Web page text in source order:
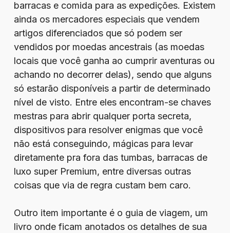
barracas e comida para as expedições. Existem
ainda os mercadores especiais que vendem
artigos diferenciados que só podem ser
vendidos por moedas ancestrais (as moedas
locais que você ganha ao cumprir aventuras ou
achando no decorrer delas), sendo que alguns
só estarão disponíveis a partir de determinado
nível de visto. Entre eles encontram-se chaves
mestras para abrir qualquer porta secreta,
dispositivos para resolver enigmas que você
não está conseguindo, mágicas para levar
diretamente pra fora das tumbas, barracas de
luxo super Premium, entre diversas outras
coisas que via de regra custam bem caro.
Outro item importante é o guia de viagem, um
livro onde ficam anotados os detalhes de sua